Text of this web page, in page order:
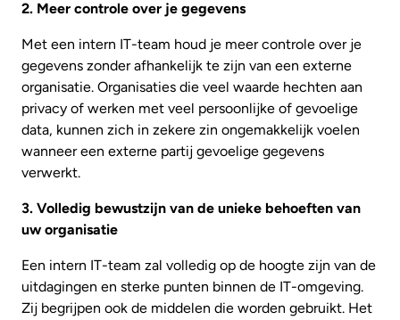
2. Meer controle over je gegevens
Met een intern IT-team houd je meer controle over je
gegevens zonder afhankelijk te zijn van een externe
organisatie. Organisaties die veel waarde hechten aan
privacy of werken met veel persoonlijke of gevoelige
data, kunnen zich in zekere zin ongemakkelijk voelen
wanneer een externe partij gevoelige gegevens
verwerkt.
3. Volledig bewustzijn van de unieke behoeften van
uw organisatie
Een intern IT-team zal volledig op de hoogte zijn van de
uitdagingen en sterke punten binnen de IT-omgeving.
Zij begrijpen ook de middelen die worden gebruikt. Het